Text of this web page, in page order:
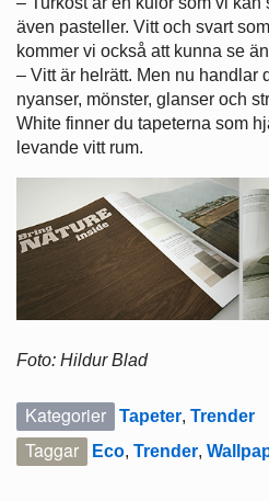
även pasteller. Vitt och svart
kommer vi också att kunna se
– Vitt är helrätt. Men nu handlar
nyanser, mönster, glanser och
White finner du tapeterna som
levande vitt rum.
Foto: Hildur Blad
Kategorier Tapeter, Trender
Taggar Eco, Trender,